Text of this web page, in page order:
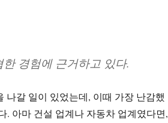
경험에 근거하고 있다.
나갈 일이 있었는데, 이때 가장 난감했
. 아마 건설 업계나 자동차 업계였다면,